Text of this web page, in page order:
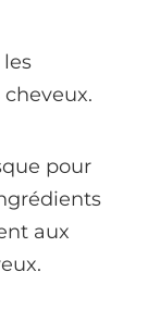
pour
aux